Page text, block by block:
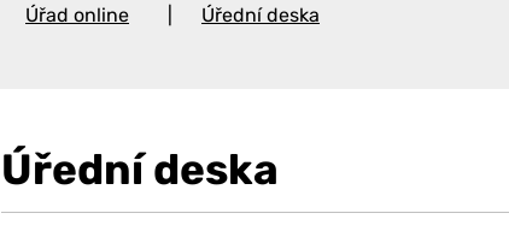
Úřad online Úřední deska
Úřední deska